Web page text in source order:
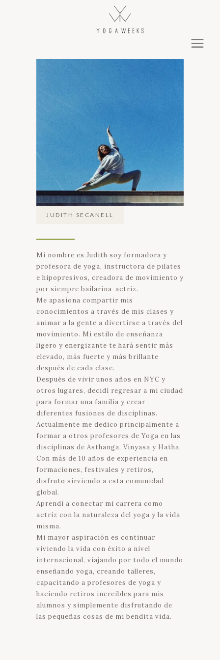
JUDITH SECANELL
Mi nombre es Judith soy formadora y
profesora de yoga, instructora de pilates
e hipopresivos, creadora de movimiento y
por siempre bailarina-actriz.
Me apasiona compartir mis
conocimientos a través de mis clases y
animar a la gente a divertirse a través del
movimiento. Mi estilo de enseñanza
ligero y energizante te hará sentir más
elevado, más fuerte y más brillante
después de cada clase.
Después de vivir unos años en NYC y
otros lugares, decidí regresar a mi ciudad
para formar una familia y crear
diferentes fusiones de disciplinas.
Actualmente me dedico principalmente a
formar a otros profesores de Yoga en las
disciplinas de Asthanga, Vinyasa y Hatha.
Con más de 10 años de experiencia en
formaciones, festivales y retiros,
disfruto sirviendo a esta comunidad
global.
Aprendí a conectar mi carrera como
actriz con la naturaleza del yoga y la vida
misma.
Mi mayor aspiración es continuar
viviendo la vida con éxito a nivel
internacional, viajando por todo el mundo
enseñando yoga, creando talleres,
capacitando a profesores de yoga y
haciendo retiros increíbles para mis
alumnos y simplemente disfrutando de
las pequeñas cosas de mi bendita vida.